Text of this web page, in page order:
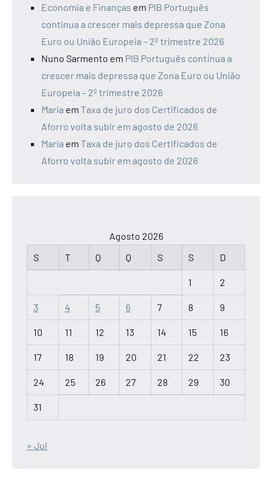
Economia e Finanças em PIB Português
continua a crescer mais depressa que Zona
Euro ou União Europeia – 2º trimestre 2026
Nuno Sarmento em PIB Português continua a
crescer mais depressa que Zona Euro ou União
Europeia – 2º trimestre 2026
Maria em Taxa de juro dos Certificados de
Aforro volta subir em agosto de 2026
Maria em Taxa de juro dos Certificados de
Aforro volta subir em agosto de 2026
Agosto 2026
S
T Q Q S S D
1 2
3 4 5 6 7 8 9
10 11 12 13 14 15 16
17 18 19 20 21 22 23
24 25 26 27 28 29 30
31
« Jul